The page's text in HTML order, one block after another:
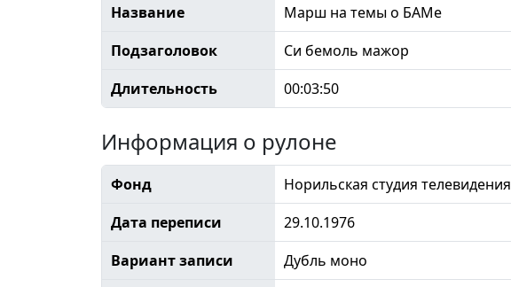
Название
Марш на темы о БАМе
Подзаголовок
Си бемоль мажор
Длительность
00:03:50
Информация о рулоне
Фонд
Норильская студия телевидения
Дата переписи
29.10.1976
Вариант записи
Дубль моно